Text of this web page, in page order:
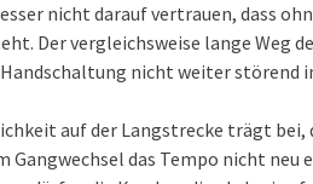
nicht darauf vertrauen, dass
Der vergleichsweise lange Weg
nicht weiter störend
auf der Langstrecke trägt
Gangwechsel das Tempo nicht